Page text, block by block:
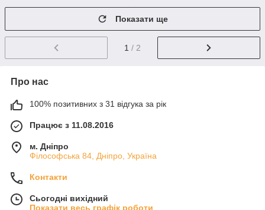
Показати ще
1 / 2
Про нас
100% позитивних з 31 відгука за рік
Працює з 11.08.2016
м. Дніпро
Філософська 84, Дніпро, Україна
Контакти
Сьогодні вихідний
Показати весь графік роботи